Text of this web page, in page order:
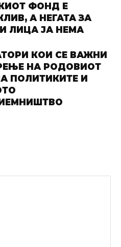
ФОНД Е
А НЕГАТА ЗА
ЛИЦА ЈА НЕМА
КОИ СЕ ВАЖНИ
НА РОДОВИОТ
ПОЛИТИКИТЕ И